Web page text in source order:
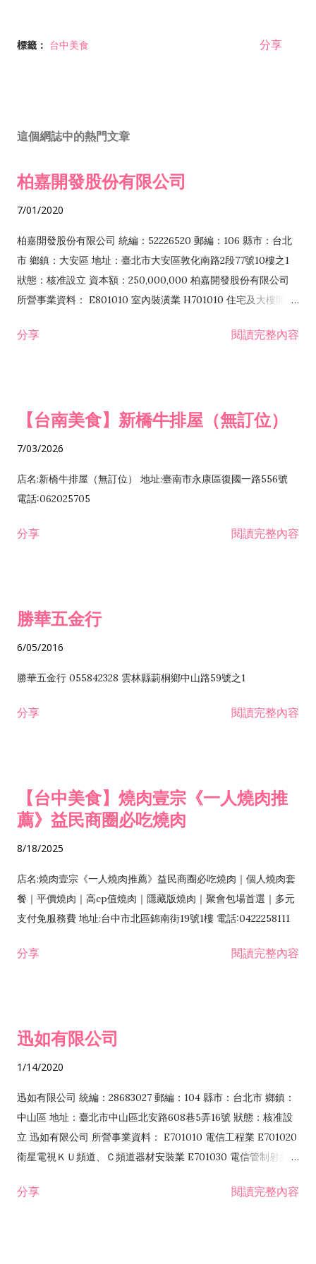
標籤： 台中美食 分享
這個網誌中的熱門文章
柏嘉開發股份有限公司
7/01/2020
柏嘉開發股份有限公司 統編：52226520 郵編：106 縣市：台北
市 鄉鎮：大安區 地址：臺北市大安區敦化南路2段77號10樓之1
狀態：核准設立 資本額：250,000,000 柏嘉開發股份有限公司
所營事業資料： E801010 室內裝潢業 H701010 住宅及大樓開發
發業 H703090 不動產買賣業 H703100 不動產租賃業 I503010
分享 閱讀完整內容
【台南美食】新橋牛排屋（無訂位）
7/03/2026
店名:新橋牛排屋（無訂位） 地址:臺南市永康區復國一路556號
電話:062025705
分享 閱讀完整內容
勝華五金行
6/05/2016
勝華五金行 055842328 雲林縣莿桐鄉中山路59號之1
分享 閱讀完整內容
【台中美食】燒肉壹宗《一人燒肉推
薦》益民商圈必吃燒肉
8/18/2025
店名:燒肉壹宗《一人燒肉推薦》益民商圈必吃燒肉｜個人燒肉套
餐｜平價燒肉｜高cp值燒肉｜隱藏版燒肉｜聚會包場首選｜多元
支付免服務費 地址:台中市北區錦南街19號1樓 電話:0422258111
分享 閱讀完整內容
迅如有限公司
1/14/2020
迅如有限公司 統編：28683027 郵編：104 縣市：台北市 鄉鎮：
中山區 地址：臺北市中山區北安路608巷5弄16號 狀態：核准設
立 迅如有限公司 所營事業資料： E701010 電信工程業 E701020
衛星電視ＫＵ頻道、Ｃ頻道器材安裝業 E701030 電信管制射頻器
程業 I102010 投資顧問業 I301010 資訊軟體服務業 I301030 電
分享 閱讀完整內容